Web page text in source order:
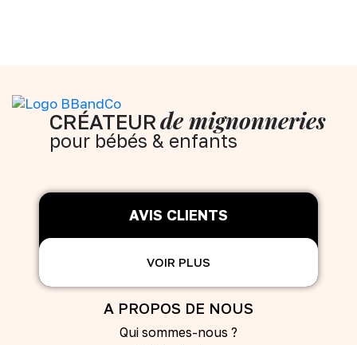
CRÉATEURde mignonneries
pour bébés & enfants
AVIS CLIENTS
VOIR PLUS
A PROPOS DE NOUS
Qui sommes-nous ?